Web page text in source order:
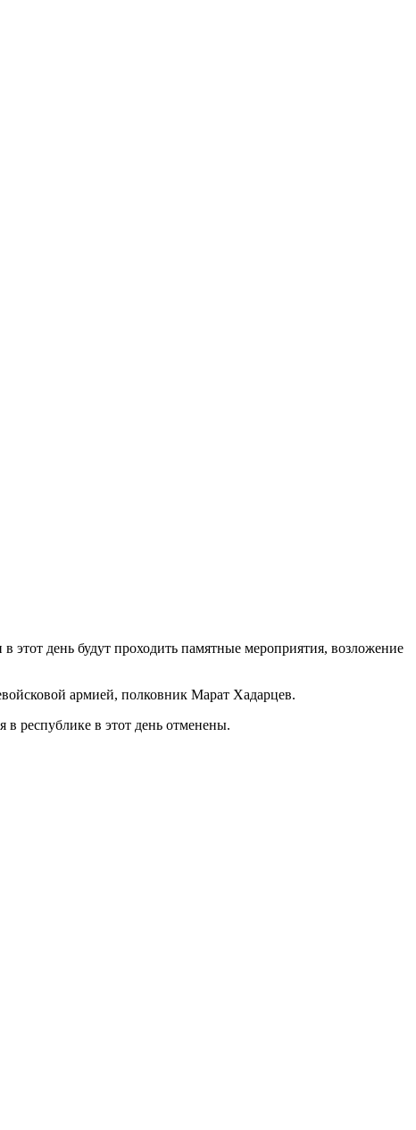
день будут проходить памятные мероприятия, возложение
армией, полковник Марат Хадарцев.
республике в этот день отменены.